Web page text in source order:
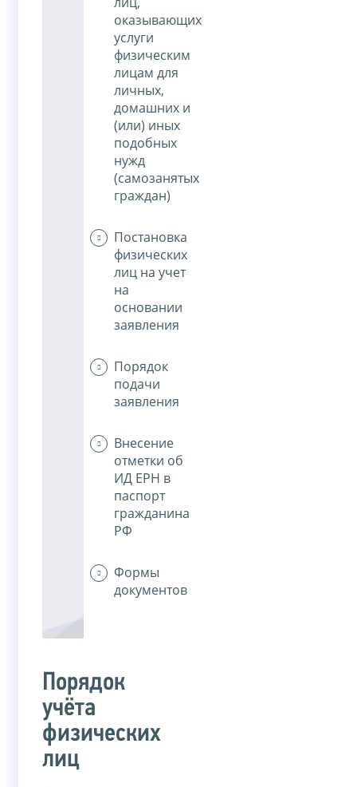
оказывающих
услуги
физическим
лицам для
личных,
домашних и
(или) иных
подобных
нужд
(самозанятых
граждан)
Постановка
физических
лиц на учет
на
основании
заявления
Порядок
подачи
заявления
Внесение
отметки об
ИД ЕРН в
паспорт
гражданина
РФ
Формы
документов
Порядок
учёта
физических
лиц